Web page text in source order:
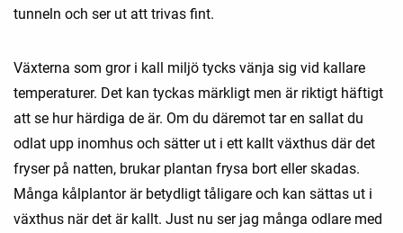
tunneln och ser ut att trivas fint.
Växterna som gror i kall miljö tycks vänja sig vid kallare
temperaturer. Det kan tyckas märkligt men är riktigt häftigt
att se hur härdiga de är. Om du däremot tar en sallat du
odlat upp inomhus och sätter ut i ett kallt växthus där det
fryser på natten, brukar plantan frysa bort eller skadas.
Många kålplantor är betydligt tåligare och kan sättas ut i
växthus när det är kallt. Just nu ser jag många odlare med